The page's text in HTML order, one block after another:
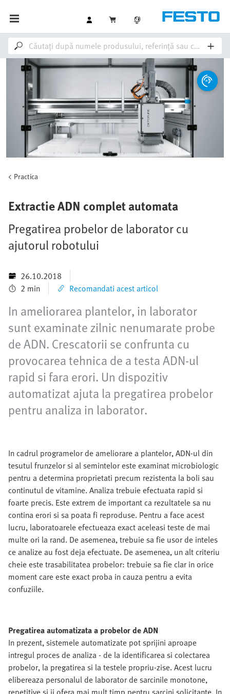
Practica
Extractie ADN complet automata
Pregatirea probelor de laborator cu
ajutorul robotului
26.10.2018
2 min
Recomandati acest articol
In ameliorarea plantelor, in laborator
sunt examinate zilnic nenumarate probe
de ADN. Crescatorii se confrunta cu
provocarea tehnica de a testa ADN-ul
rapid si fara erori. Un dispozitiv
automatizat ajuta la pregatirea probelor
pentru analiza in laborator.
In cadrul programelor de ameliorare a plantelor, ADN-ul din
tesutul frunzelor si al semintelor este examinat microbiologic
pentru a determina proprietati precum rezistenta la boli sau
continutul de vitamine. Analiza trebuie efectuata rapid si
foarte precis. Este extrem de important ca rezultatele sa nu
contina erori si sa poata fi reproduse. Pentru a face acest
lucru, laboratoarele efectueaza exact aceleasi teste de mai
multe ori la rand. De asemenea, trebuie sa fie usor de inteles
ce analize au fost deja efectuate. De asemenea, un alt criteriu
cheie este trasabilitatea probelor: trebuie sa fie clar in orice
moment care este exact proba in cauza pentru a evita
confuziile.
Pregatirea automatizata a probelor de ADN
In prezent, sistemele automatizate pot sprijini aproape
intregul proces de analiza - de la identificarea si colectarea
probelor, la pregatirea si la testele propriu-zise. Acest lucru
elibereaza personalul de laborator de sarcinile monotone,